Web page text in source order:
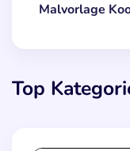
Malvorlage
Top